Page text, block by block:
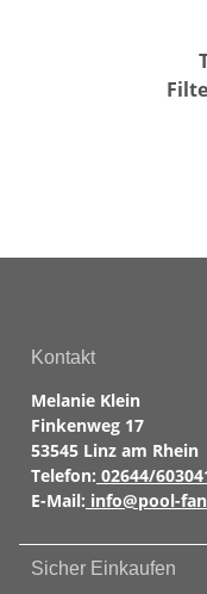
Kontakt
Melanie Klein
Finkenweg 17
53545 Linz am Rhein
Telefon: 02644/
E-Mail: info@pool-
Sicher Einkaufen